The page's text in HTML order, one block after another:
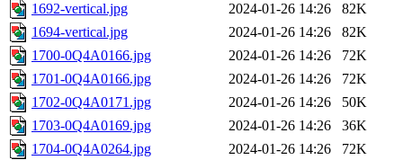
1692-vertical.jpg
2024-01-26 14:26
82K
1694-vertical.jpg
2024-01-26 14:26
82K
1700-0Q4A0166.jpg
2024-01-26 14:26
72K
1701-0Q4A0166.jpg
2024-01-26 14:26
72K
1702-0Q4A0171.jpg
2024-01-26 14:26
50K
1703-0Q4A0169.jpg
2024-01-26 14:26
36K
1704-0Q4A0264.jpg
2024-01-26 14:26
72K